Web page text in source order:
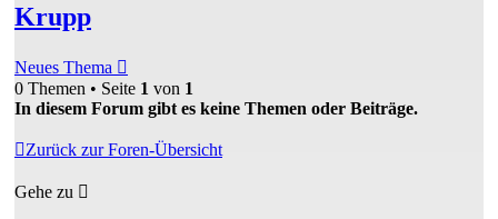
Krupp
Neues Thema
0 Themen • Seite 1 von 1
In diesem Forum gibt es keine Themen oder Beiträge.
Zurück zur Foren-Übersicht
Gehe zu